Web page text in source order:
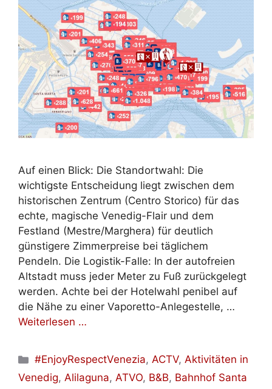
Auf einen Blick: Die Standortwahl: Die
wichtigste Entscheidung liegt zwischen dem
historischen Zentrum (Centro Storico) für das
echte, magische Venedig-Flair und dem
Festland (Mestre/Marghera) für deutlich
günstigere Zimmerpreise bei täglichem
Pendeln. Die Logistik-Falle: In der autofreien
Altstadt muss jeder Meter zu Fuß zurückgelegt
werden. Achte bei der Hotelwahl penibel auf
die Nähe zu einer Vaporetto-Anlegestelle, …
Weiterlesen …
Kategorien
#EnjoyRespectVenezia,ACTV,Aktivitäten in
Venedig, Alilaguna, ATVO, B&B, Bahnhof Santa